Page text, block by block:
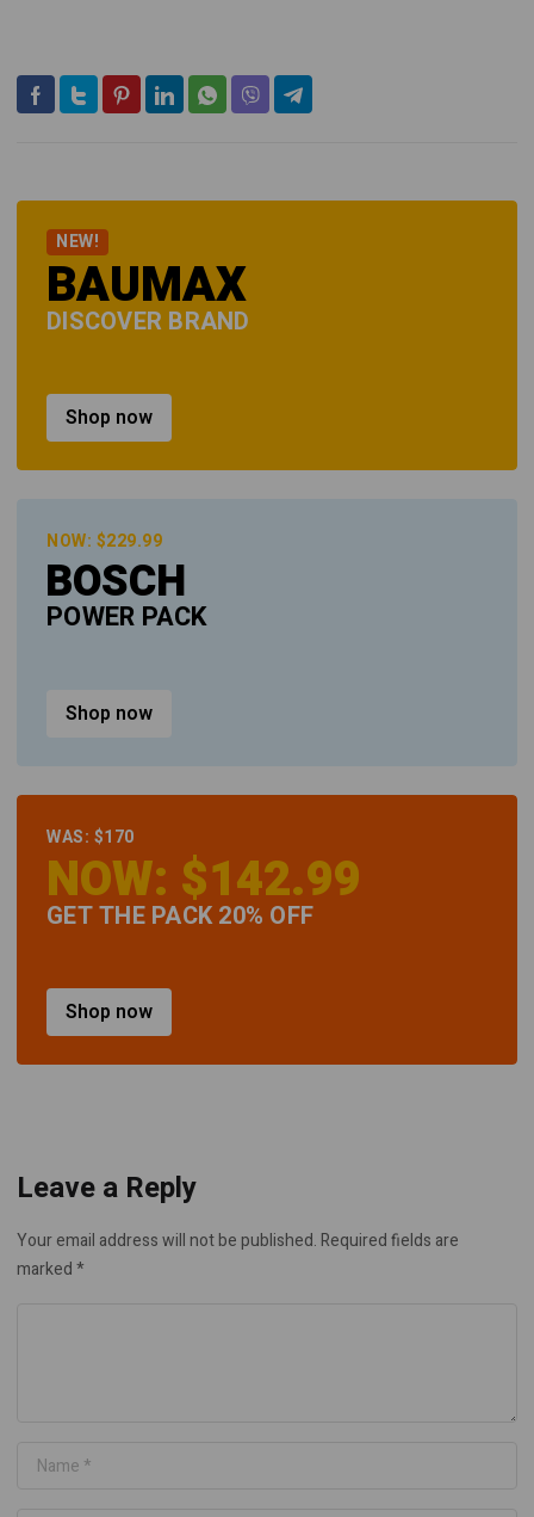
NEW!
BAUMAX
DISCOVER BRAND
Shop now
NOW: $229.99
BOSCH
POWER PACK
Shop now
WAS: $170
NOW: $142.99
GET THE PACK 20% OFF
Shop now
Leave a Reply
Your email address will not be published. Required fields are
marked*